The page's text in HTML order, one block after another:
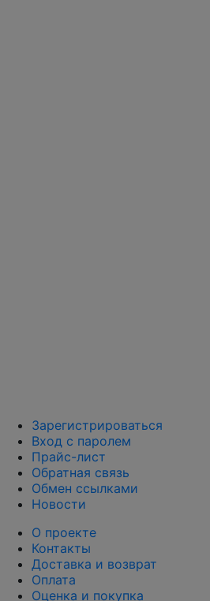
Зарегистрироваться
Вход с паролем
Прайс-лист
Обратная связь
Обмен ссылками
Новости
О проекте
Контакты
Доставка и возврат
Оплата
Оценка и покупка